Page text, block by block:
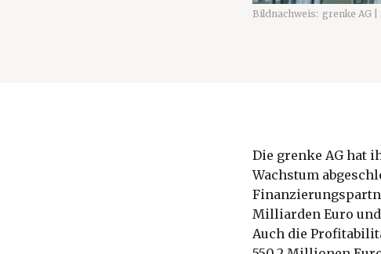
Bildnachweis: grenke AG |
Die grenke AG hat
Wachstum
Milliarden Euro und
Auch die